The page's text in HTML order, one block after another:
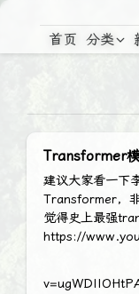
首页 分类
Transformer模
建议大家看一下
Transformer，
觉得史上最强
https://